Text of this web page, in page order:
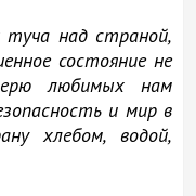
туча над страной,
состояние не
любимых нам
и мир в
хлебом, водой,